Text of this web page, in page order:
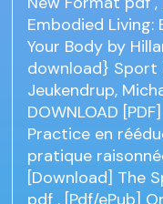
Embodied
Your Body by
download} Sport
Jeukendrup,
DOWNLOAD
Practice en
pratique
[Download] The
pdf , [Pdf/ePub]